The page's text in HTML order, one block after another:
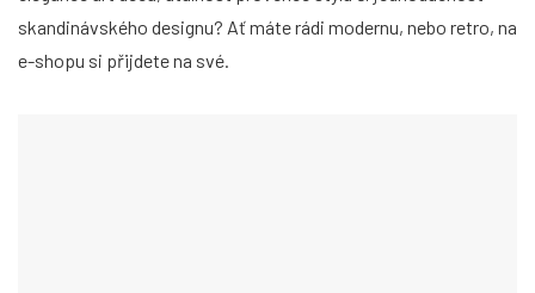
skandinávského designu? Ať máte rádi modernu, nebo retro, na
e-shopu si přijdete na své.